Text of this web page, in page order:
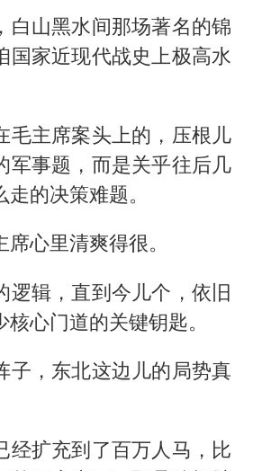
白山黑水间那场著名的锦
国家近现代战史上极高水
毛主席案头上的，压根儿
军事题，而是关乎往后几
的决策难题。
心里清爽得很。
逻辑，直到今儿个，依旧
心门道的关键钥匙。
子，东北这边儿的局势真
经扩充到了百万人马，比